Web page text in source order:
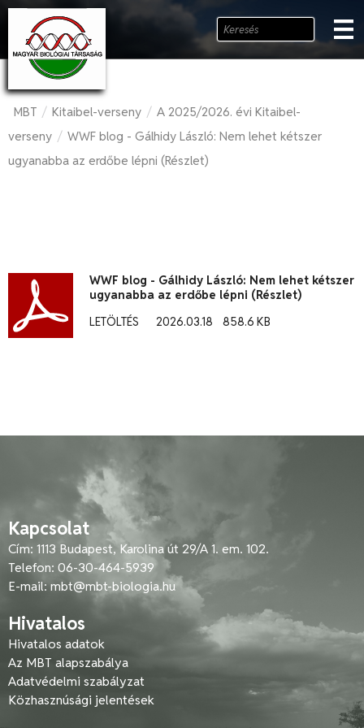
MBT / Kitaibel-verseny / A 2025/2026. évi Kitaibel-
verseny / WWF blog - Gálhidy László: Nem lehet kétszer
ugyanabba az erdőbe lépni (Részlet)
WWF blog - Gálhidy László: Nem lehet kétszer
ugyanabba az erdőbe lépni (Részlet)
2026.03.18
858.6 KB
LETÖLTÉS
Kapcsolat
Cím: 1113 Budapest, Karolina út 29/A 1. em. 102.
Telefon: 06-30-464-5939
E-mail:mbt@mbt-biologia.hu
Hivatalos
Hivatalos adatok
Az MBT alapszabálya
Adatvédelmi szabályzat
Közhasznúsági jelentések